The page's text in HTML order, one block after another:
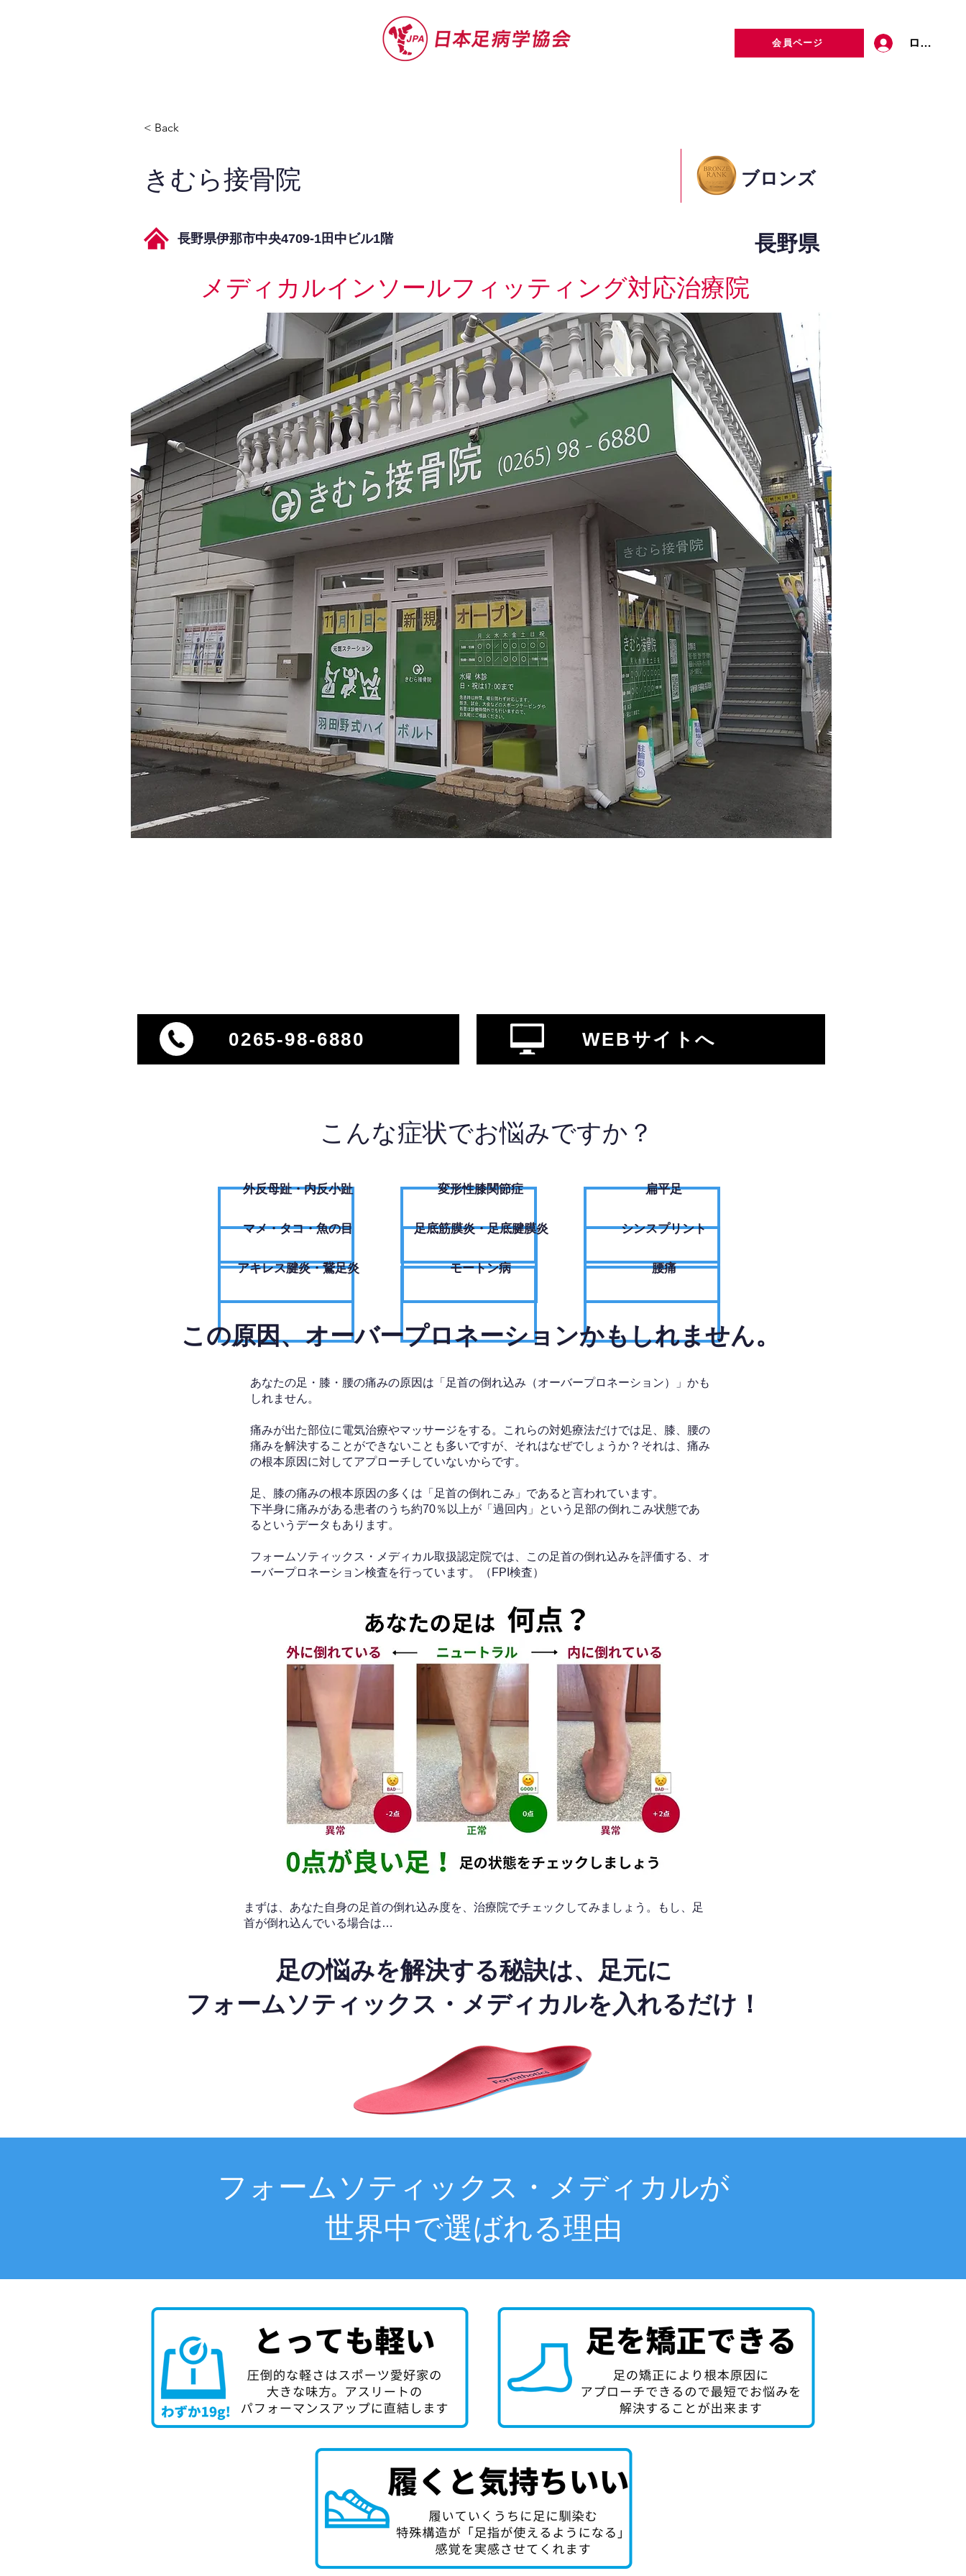
会員ページ ログイン
< Back
きむら接骨院 ブロンズ
長野県伊那市中央4709-1田中ビル1階 長野県
メディカルインソールフィッティング対応治療院
0265-98-6880 WEBサイトへ
こんな症状でお悩みですか？
外反母趾・内反小趾
​マメ・タコ・魚の目
アキレス腱炎・鵞足炎
変形性膝関節症
足底筋膜炎・足底腱膜炎
モートン病
扁平足
シンスプリント
腰痛
​この原因、オーバープロネーションかもしれません。
あなたの足・膝・腰の痛みの原因は「足首の倒れ込み（オーバープロネーション）」かも
しれません。
痛みが出た部位に電気治療やマッサージをする。これらの対処療法だけでは足、膝、腰の
痛みを解決することができないことも多いですが、それはなぜでしょうか？それは、痛み
の根本原因に対してアプローチしていないからです。
足、膝の痛みの根本原因の多くは「足首の倒れこみ」であると言われています。
下半身に痛みがある患者のうち約70％以上が「過回内」という足部の倒れこみ状態であ
るというデータもあります。
フォームソティックス・メディカル取扱認定院では、この足首の倒れ込みを評価する、オ
ーバープロネーション検査を行っています。（FPI検査）​
​まずは、あなた自身の足首の倒れ込み度を、治療院でチェックしてみましょう。もし、足
首が倒れ込んでいる場合は…
足の悩みを解決する秘訣は、足元に
フォームソティックス・メディカルを入れるだけ！
フォームソティックス・メディカルが
世界中で選ばれる理由